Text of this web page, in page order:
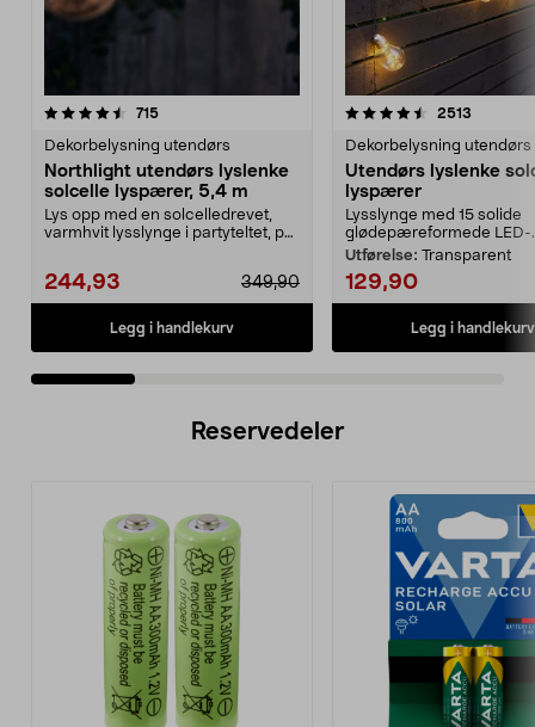
715anmeldelser
Dekorbelysning utendørs
Northlight utendørs lyslenke
solcelle lyspærer, 5,4 m
Lys opp med en solcelledrevet,
varmhvit lysslynge i partyteltet, på
244,93 349,90
Legg i handlekurv
4.5 av 5 stjerner 2513
Dekorbelysning utendørs
Utendørs lyslenke
lyspærer
Lysslynge med 15 solide
glødepæreformede LED-
Utførelse: Transparent
129,90
Legg i handlekurv
4.5 av 5 stjerner
Reservedeler